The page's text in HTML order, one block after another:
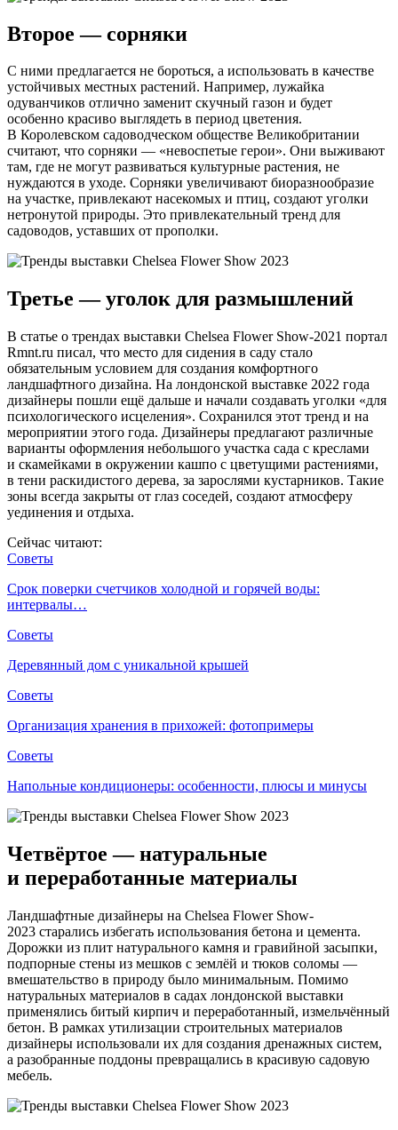
Второе — сорняки
С ними предлагается не бороться, а использовать в качестве
устойчивых местных растений. Например, лужайка
одуванчиков отлично заменит скучный газон и будет
особенно красиво выглядеть в период цветения.
В Королевском садоводческом обществе Великобритании
считают, что сорняки — «невоспетые герои». Они выживают
там, где не могут развиваться культурные растения, не
нуждаются в уходе. Сорняки увеличивают биоразнообразие
на участке, привлекают насекомых и птиц, создают уголки
нетронутой природы. Это привлекательный тренд для
садоводов, уставших от прополки.
Третье — уголок для размышлений
В статье о трендах выставки Chelsea Flower Show-2021 портал
Rmnt.ru писал, что место для сидения в саду стало
обязательным условием для создания комфортного
ландшафтного дизайна. На лондонской выставке 2022 года
дизайнеры пошли ещё дальше и начали создавать уголки «для
психологического исцеления». Сохранился этот тренд и на
мероприятии этого года. Дизайнеры предлагают различные
варианты оформления небольшого участка сада с креслами
и скамейками в окружении кашпо с цветущими растениями,
в тени раскидистого дерева, за зарослями кустарников. Такие
зоны всегда закрыты от глаз соседей, создают атмосферу
уединения и отдыха.
Сейчас читают:
Советы
Срок поверки счетчиков холодной и горячей воды:
интервалы…
Советы
Деревянный дом с уникальной крышей
Советы
Организация хранения в прихожей: фотопримеры
Советы
Напольные кондиционеры: особенности, плюсы и минусы
Четвёртое — натуральные
и переработанные материалы
Ландшафтные дизайнеры на Chelsea Flower Show-
2023 старались избегать использования бетона и цемента.
Дорожки из плит натурального камня и гравийной засыпки,
подпорные стены из мешков с землёй и тюков соломы —
вмешательство в природу было минимальным. Помимо
натуральных материалов в садах лондонской выставки
применялись битый кирпич и переработанный, измельчённый
бетон. В рамках утилизации строительных материалов
дизайнеры использовали их для создания дренажных систем,
а разобранные поддоны превращались в красивую садовую
мебель.